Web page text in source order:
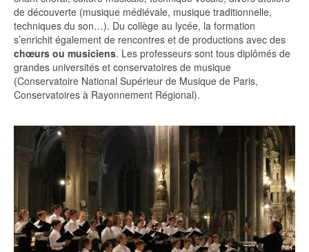
de découverte (musique médiévale, musique traditionnelle,
techniques du son…). Du collège au lycée, la formation
s’enrichit également de rencontres et de productions avec des
chœurs ou musiciens. Les professeurs sont tous diplômés de
grandes universités et conservatoires de musique
(Conservatoire National Supérieur de Musique de Paris,
Conservatoires à Rayonnement Régional).